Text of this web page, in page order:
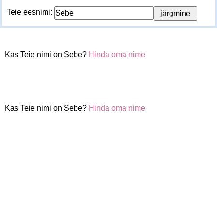
Teie eesnimi:
Kas Teie nimi on Sebe? Hinda oma nime
Kas Teie nimi on Sebe? Hinda oma nime